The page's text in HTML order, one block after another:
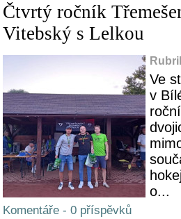
Čtvrtý ročník
Vitebský s Lelkou
Ve
v
o...
Komentáře - 0 příspěvků